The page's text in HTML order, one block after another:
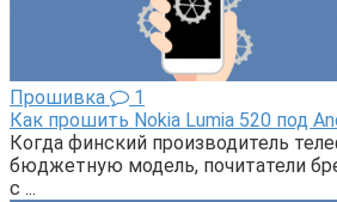
Прошивка
1
Как прошить Nokia Lumia 520 под
Когда финский производитель
бюджетную модель, почитатели
с ...